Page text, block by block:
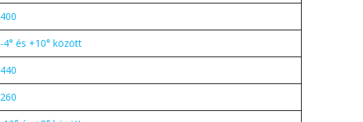
400
-4° és +10° között
440
260